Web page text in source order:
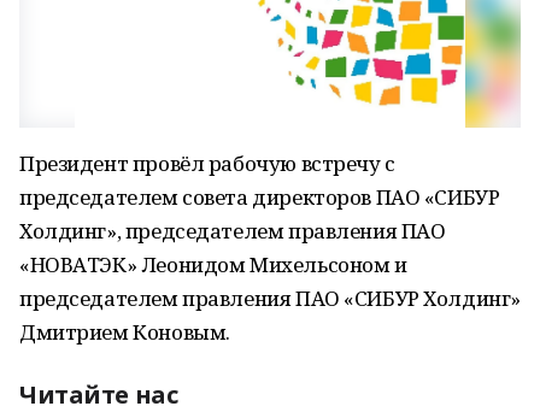
Президент провёл рабочую встречу с
председателем совета директоров ПАО «СИБУР
Холдинг», председателем правления ПАО
«НОВАТЭК» Леонидом Михельсоном и
председателем правления ПАО «СИБУР Холдинг»
Дмитрием Коновым.
Читайте нас